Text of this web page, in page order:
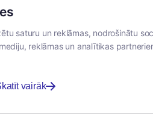
saturu un reklāmas, nodrošinātu
reklāmas un analītikas
vairāk